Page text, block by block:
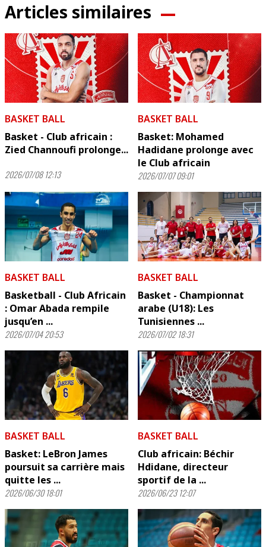
Articles similaires
BASKET BALL
Basket - Club africain :
Zied Channoufi prolonge...
2026/07/08 12:13
BASKET BALL
Basket: Mohamed
Hadidane prolonge avec
le Club africain
2026/07/07 09:01
BASKET BALL
Basketball - Club Africain
: Omar Abada rempile
jusqu’en ...
2026/07/04 20:53
BASKET BALL
Basket - Championnat
arabe (U18): Les
Tunisiennes ...
2026/07/02 18:31
BASKET BALL
Basket: LeBron James
poursuit sa carrière mais
quitte les ...
2026/06/30 18:01
BASKET BALL
Club africain: Béchir
Hdidane, directeur
sportif de la ...
2026/06/23 12:07